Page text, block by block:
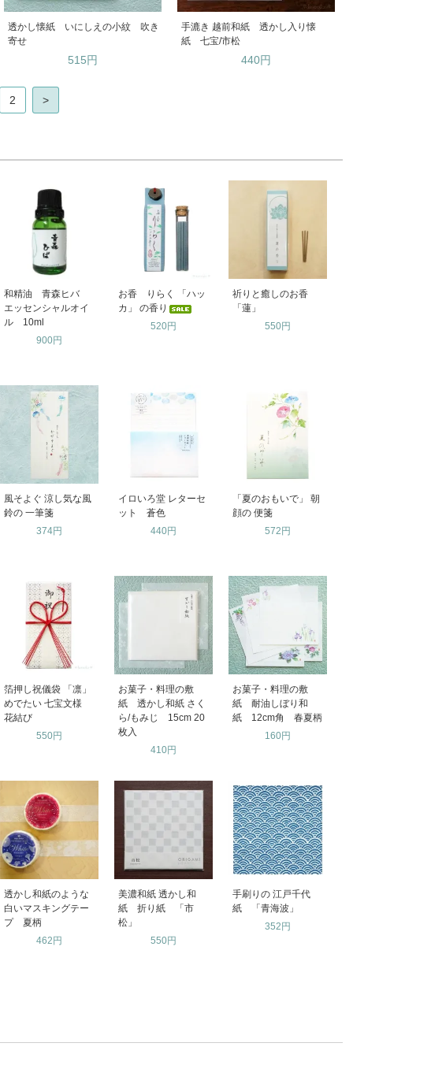
透かし懐紙 いにしえの小紋 吹き
寄せ
515円
手漉き 越前和紙 透かし入り懐
紙 七宝/市松
440円
2 >
和精油 青森ヒバ
エッセンシャルオイ
ル 10ml
900円
お香 りらく 「ハッ
カ」 の香り
520円
祈りと癒しのお香
「蓮」
550円
風そよぐ 涼し気な風
鈴の 一筆箋
374円
イロいろ堂 レターセ
ット 蒼色
440円
「夏のおもいで」 朝
顔の 便箋
572円
箔押し祝儀袋 「凛」
めでたい 七宝文様
花結び
550円
お菓子・料理の敷
紙 透かし和紙 さく
ら/もみじ 15cm 20
枚入
410円
お菓子・料理の敷
紙 耐油しぼり和
紙 12cm角 春夏柄
160円
透かし和紙のような
白いマスキングテー
プ 夏柄
462円
美濃和紙 透かし和
紙 折り紙 「市
松」
550円
手刷りの 江戸千代
紙 「青海波」
352円